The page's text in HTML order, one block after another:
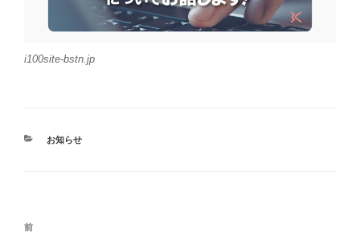
i100site-bstn.jp
カ
お知らせ
投
前
前